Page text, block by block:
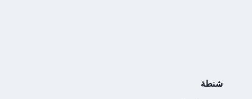
شنطة